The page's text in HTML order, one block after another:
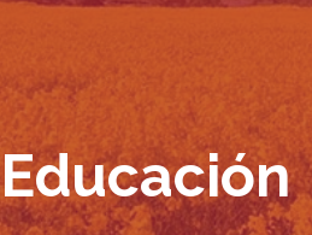
Educación